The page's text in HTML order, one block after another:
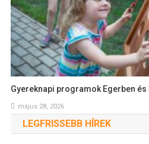
Gyereknapi programok Egerben és
május 28, 2026
LEGFRISSEBB HÍREK